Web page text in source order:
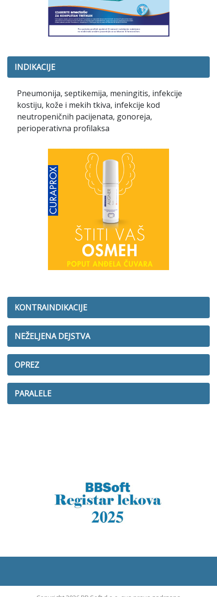
INDIKACIJE
Pneumonija, septikemija, meningitis, infekcije
kostiju, kože i mekih tkiva, infekcije kod
neutropeničnih pacijenata, gonoreja,
perioperativna profilaksa
KONTRAINDIKACIJE
NEŽELJENA DEJSTVA
OPREZ
PARALELE